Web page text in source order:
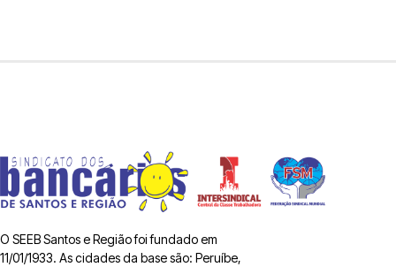
O SEEB Santos e Região foi fundado em
11/01/1933. As cidades da base são: Peruíbe,